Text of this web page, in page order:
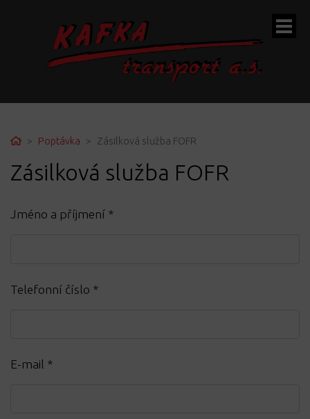
HomePoptávka Zásilková služba FOFR
Zásilková služba FOFR
Jméno a příjmení *
Telefonní číslo *
E-mail *